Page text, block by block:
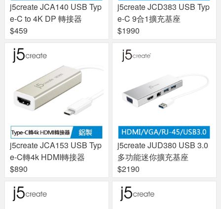
j5create JCA140 USB Typ
e-C to 4K DP 轉接器
$459
j5create JCD383 USB Typ
e-C 9合1擴充基座
$1990
j5create JCA153 USB Typ
e-C轉4k HDMI轉接器
$890
j5create JUD380 USB 3.0
多功能迷你擴充基座
$2190